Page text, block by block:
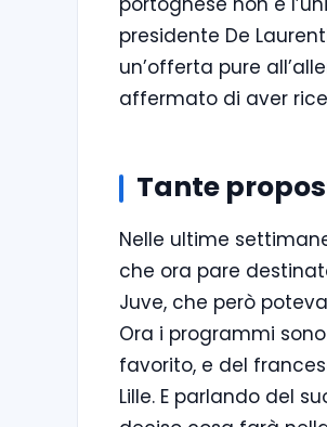
presidente De
un’offerta pure
affermato di aver
Tante
Nelle ultime
che ora pare
Juve, che però
Ora i programmi
favorito, e del
Lille. E parlando del